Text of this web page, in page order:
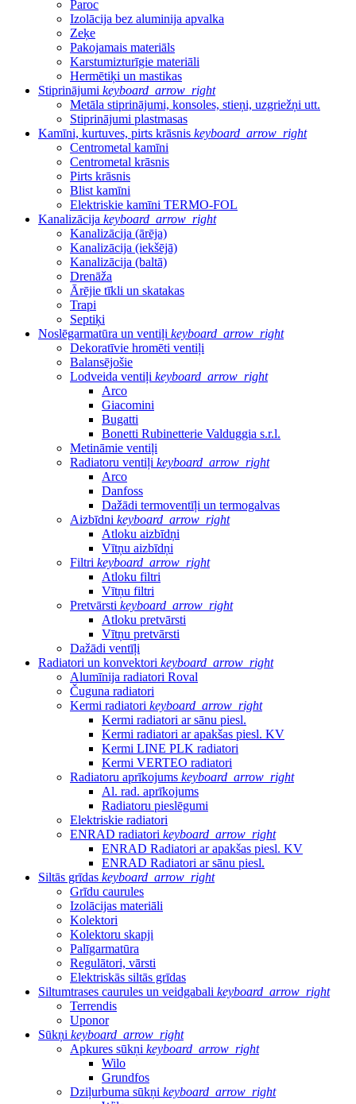
Paroc
Izolācija bez aluminija apvalka
Zeķe
Pakojamais materiāls
Karstumizturīgie materiāli
Hermētiķi un mastikas
Stiprinājumi keyboard_arrow_right
Metāla stiprinājumi, konsoles, stieņi, uzgriežņi utt.
Stiprinājumi plastmasas
Kamīni, kurtuves, pirts krāsnis keyboard_arrow_right
Centrometal kamīni
Centrometal krāsnis
Pirts krāsnis
Blist kamīni
Elektriskie kamīni TERMO-FOL
Kanalizācija keyboard_arrow_right
Kanalizācija (ārēja)
Kanalizācija (iekšējā)
Kanalizācija (baltā)
Drenāža
Ārējie tīkli un skatakas
Trapi
Septiķi
Noslēgarmatūra un ventiļi keyboard_arrow_right
Dekoratīvie hromēti ventiļi
Balansējošie
Lodveida ventiļi keyboard_arrow_right
Arco
Giacomini
Bugatti
Bonetti Rubinetterie Valduggia s.r.l.
Metināmie ventiļi
Radiatoru ventiļi keyboard_arrow_right
Arco
Danfoss
Dažādi termoventīļi un termogalvas
Aizbīdni keyboard_arrow_right
Atloku aizbīdņi
Vītņu aizbīdņi
Filtri keyboard_arrow_right
Atloku filtri
Vītņu filtri
Pretvārsti keyboard_arrow_right
Atloku pretvārsti
Vītņu pretvārsti
Dažādi ventīļi
Radiatori un konvektori keyboard_arrow_right
Alumīnija radiatori Roval
Čuguna radiatori
Kermi radiatori keyboard_arrow_right
Kermi radiatori ar sānu piesl.
Kermi radiatori ar apakšas piesl. KV
Kermi LINE PLK radiatori
Kermi VERTEO radiatori
Radiatoru aprīkojums keyboard_arrow_right
Al. rad. aprīkojums
Radiatoru pieslēgumi
Elektriskie radiatori
ENRAD radiatori keyboard_arrow_right
ENRAD Radiatori ar apakšas piesl. KV
ENRAD Radiatori ar sānu piesl.
Siltās grīdas keyboard_arrow_right
Grīdu caurules
Izolācijas materiāli
Kolektori
Kolektoru skapji
Palīgarmatūra
Regulātori, vārsti
Elektriskās siltās grīdas
Siltumtrases caurules un veidgabali keyboard_arrow_right
Terrendis
Uponor
Sūkņi keyboard_arrow_right
Apkures sūkņi keyboard_arrow_right
Wilo
Grundfos
Dziļurbuma sūkņi keyboard_arrow_right